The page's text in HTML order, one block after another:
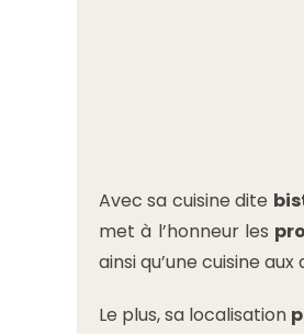
Avec sa cuisine dite
met à l’honneur les
ainsi qu’une cuisine
Le plus, sa localisation